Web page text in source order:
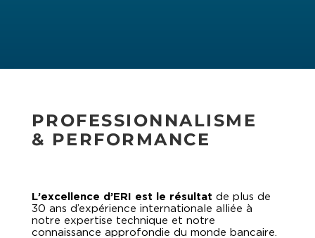
PROFESSIONNALISME
& PERFORMANCE
L’excellence d’ERI est le résultat de plus de
30 ans d’expérience internationale alliée à
notre expertise technique et notre
connaissance approfondie du monde bancaire.